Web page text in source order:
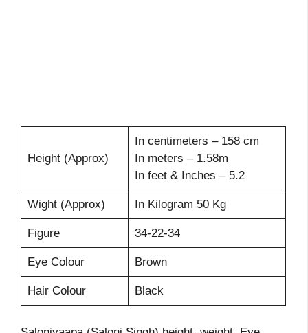
Height (Approx)
In centimeters – 158 cm
In meters – 1.58m
In feet & Inches – 5.2
Wight (Approx) In Kilogram 50 Kg
Figure 34-22-34
Eye Colour Brown
Hair Colour Black